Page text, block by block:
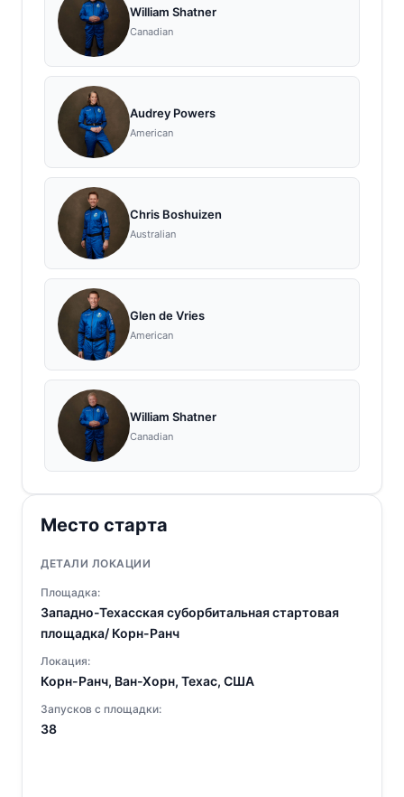
William Shatner
Canadian
Audrey Powers
American
Chris Boshuizen
Australian
Glen de Vries
American
William Shatner
Canadian
Место старта
ДЕТАЛИ ЛОКАЦИИ
Площадка:
Западно-Техасская суборбитальная стартовая
площадка/ Корн-Ранч
Локация:
Корн-Ранч, Ван-Хорн, Техас, США
Запусков с площадки:
38